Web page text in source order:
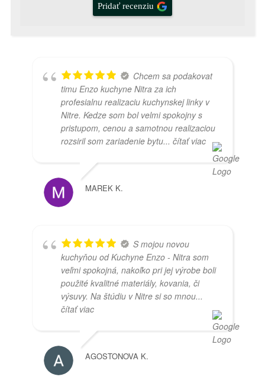
Pridať recenziu
Chcem sa podakovat
timu Enzo kuchyne Nitra za ich
profesialnu realizaciu kuchynskej linky v
Nitre. Kedze som bol velmi spokojny s
pristupom, cenou a samotnou realizaciou
rozsiril som zariadenie bytu... čítať viac
MAREK K.
S mojou novou
kuchyňou od Kuchyne Enzo - Nitra som
veľmi spokojná, nakoľko pri jej výrobe boli
použité kvalitné materiály, kovania, či
výsuvy. Na štúdiu v Nitre si so mnou...
čítať viac
AGOSTONOVA K.